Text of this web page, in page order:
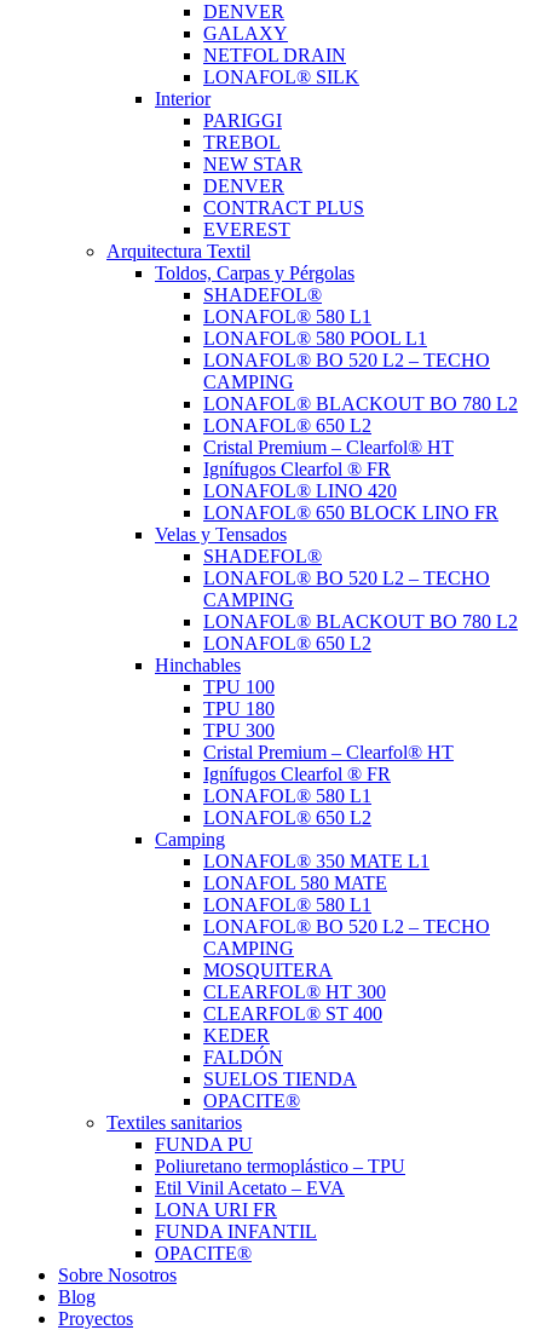
DENVER
GALAXY
NETFOL DRAIN
LONAFOL® SILK
Interior
PARIGGI
TREBOL
NEW STAR
DENVER
CONTRACT PLUS
EVEREST
Arquitectura Textil
Toldos, Carpas y Pérgolas
SHADEFOL®
LONAFOL® 580 L1
LONAFOL® 580 POOL L1
LONAFOL® BO 520 L2 – TECHO
CAMPING
LONAFOL® BLACKOUT BO 780 L2
LONAFOL® 650 L2
Cristal Premium – Clearfol® HT
Ignífugos Clearfol ® FR
LONAFOL® LINO 420
LONAFOL® 650 BLOCK LINO FR
Velas y Tensados
SHADEFOL®
LONAFOL® BO 520 L2 – TECHO
CAMPING
LONAFOL® BLACKOUT BO 780 L2
LONAFOL® 650 L2
Hinchables
TPU 100
TPU 180
TPU 300
Cristal Premium – Clearfol® HT
Ignífugos Clearfol ® FR
LONAFOL® 580 L1
LONAFOL® 650 L2
Camping
LONAFOL® 350 MATE L1
LONAFOL 580 MATE
LONAFOL® 580 L1
LONAFOL® BO 520 L2 – TECHO
CAMPING
MOSQUITERA
CLEARFOL® HT 300
CLEARFOL® ST 400
KEDER
FALDÓN
SUELOS TIENDA
OPACITE®
Textiles sanitarios
FUNDA PU
Poliuretano termoplástico – TPU
Etil Vinil Acetato – EVA
LONA URI FR
FUNDA INFANTIL
OPACITE®
Sobre Nosotros
Blog
Proyectos